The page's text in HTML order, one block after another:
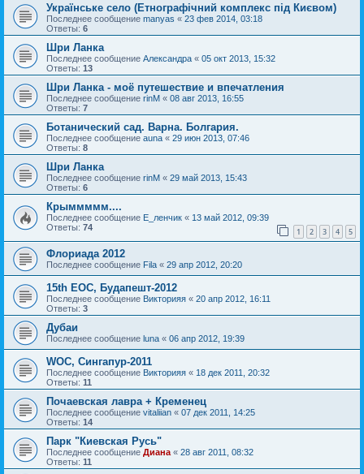
Українське село (Етнографічний комплекс під Києвом)
Последнее сообщение manyas « 23 фев 2014, 03:18
Ответы: 6
Шри Ланка
Последнее сообщение Александра « 05 окт 2013, 15:32
Ответы: 13
Шри Ланка - моё путешествие и впечатления
Последнее сообщение rinM « 08 авг 2013, 16:55
Ответы: 7
Ботанический сад. Варна. Болгария.
Последнее сообщение auna « 29 июн 2013, 07:46
Ответы: 8
Шри Ланка
Последнее сообщение rinM « 29 май 2013, 15:43
Ответы: 6
Крыммммм....
Последнее сообщение Е_ленчик « 13 май 2012, 09:39
Ответы: 74 1 2 3 4 5
Флориада 2012
Последнее сообщение Fila « 29 апр 2012, 20:20
15th EOC, Будапешт-2012
Последнее сообщение Викторияя « 20 апр 2012, 16:11
Ответы: 3
Дубаи
Последнее сообщение luna « 06 апр 2012, 19:39
WOC, Сингапур-2011
Последнее сообщение Викторияя « 18 дек 2011, 20:32
Ответы: 11
Почаевская лавра + Кременец
Последнее сообщение vitaliian « 07 дек 2011, 14:25
Ответы: 14
Парк "Киевская Русь"
Последнее сообщение Диана« 28 авг 2011, 08:32
Ответы: 11